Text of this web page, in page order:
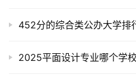
452分的综合类公办大学排
2025平面设计专业哪个学